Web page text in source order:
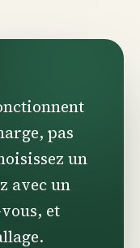
pas
un
avec un
et